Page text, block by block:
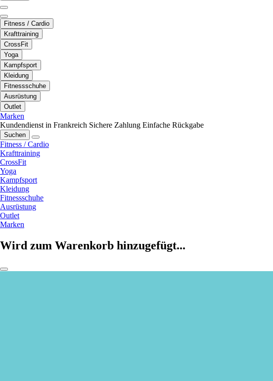
Fitness / Cardio
Krafttraining
CrossFit
Yoga
Kampfsport
Kleidung
Fitnessschuhe
Ausrüstung
Outlet
Marken
Kundendienst in Frankreich Sichere Zahlung Einfache Rückgabe
Suchen
Fitness / Cardio
Krafttraining
CrossFit
Yoga
Kampfsport
Kleidung
Fitnessschuhe
Ausrüstung
Outlet
Marken
Wird zum Warenkorb hinzugefügt...